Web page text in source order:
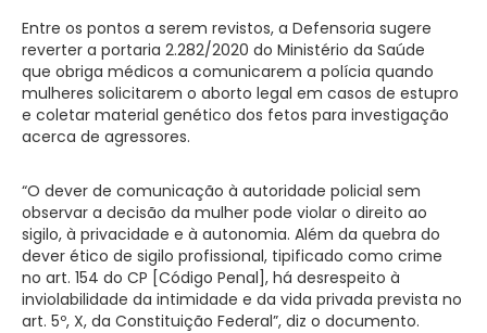
Entre os pontos a serem revistos, a Defensoria sugere
reverter a portaria 2.282/2020 do Ministério da Saúde
que obriga médicos a comunicarem a polícia quando
mulheres solicitarem o aborto legal em casos de estupro
e coletar material genético dos fetos para investigação
acerca de agressores.
“O dever de comunicação à autoridade policial sem
observar a decisão da mulher pode violar o direito ao
sigilo, à privacidade e à autonomia. Além da quebra do
dever ético de sigilo profissional, tipificado como crime
no art. 154 do CP [Código Penal], há desrespeito à
inviolabilidade da intimidade e da vida privada prevista no
art. 5º, X, da Constituição Federal”, diz o documento.